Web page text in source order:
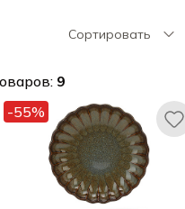
Сортировать
9
-55%